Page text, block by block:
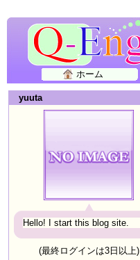
ホーム
yuuta
Hello! I start this blog site.
(最終ログインは3日以上)